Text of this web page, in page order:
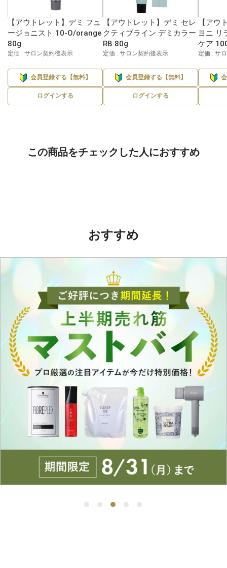
【アウトレット】デミ フュ
ージョニスト 10-O/orange
80g
定価 : サロン契約後表示
会員登録する【無料】
ログインする
【アウトレット】デミ セレ
クティブライン デミカラー
RB 80g
定価 : サロン契約後表示
会員登録する【無料】
ログインする
【アウ
ヨニ リ
ケア
定価 : サ
この商品をチェックした人におすすめ
おすすめ